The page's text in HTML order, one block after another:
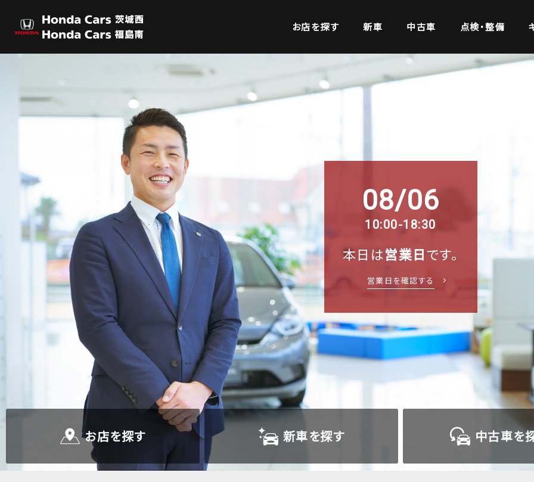
お店を探す 新車 中古車 点検・整備
08/06
10:00-18:30
本日は営業日です。
営業日を確認する
お店を探す 新車を探す 中古車を